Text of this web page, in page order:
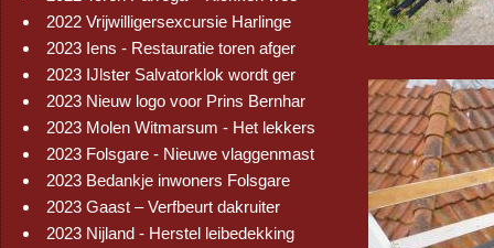
2022 Vrijwilligersexcursie Harlinge
2023 Iens - Restauratie toren afger
2023 IJlster Salvatorklok wordt ger
2023 Nieuw logo voor Prins Bernhar
2023 Molen Witmarsum - Het lekkers
2023 Folsgare - Nieuwe vlaggenmast
2023 Bedankje inwoners Folsgare
2023 Gaast – Verfbeurt dakruiter
2023 Nijland - Herstel leibedekking